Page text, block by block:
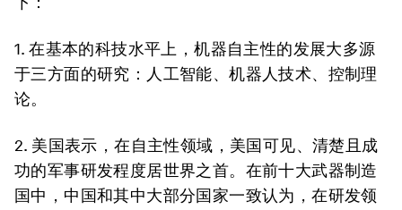
1. 在基本的科技水平上，机器自主性的发展大多源
于三方面的研究：人工智能、机器人技术、控制理
论。
2. 美国表示，在自主性领域，美国可见、清楚且成
功的军事研发程度居世界之首。在前十大武器制造
国中，中国和其中大部分国家一致认为，在研发领